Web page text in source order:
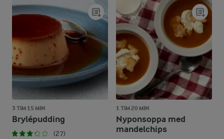
3 TIM 15 MIN
Brylépudding
(27)
1 TIM 20 MIN
Nyponsoppa med
mandelchips